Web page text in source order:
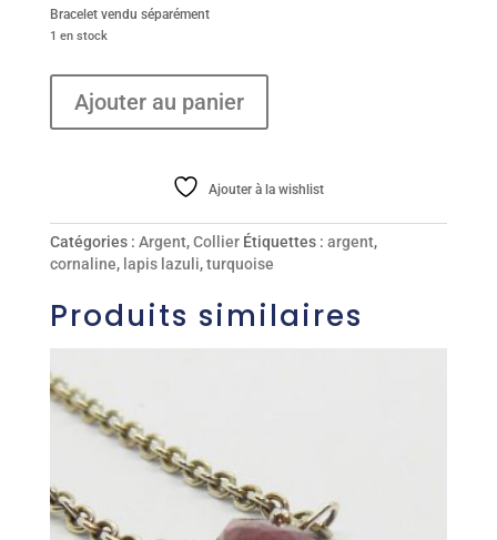
Bracelet vendu séparément
1 en stock
Collier
Ajouter au panier
Ajouter à la wishlist
Catégories : Argent,Collier Étiquettes : argent,
cornaline, lapis lazuli,turquoise
Produits similaires